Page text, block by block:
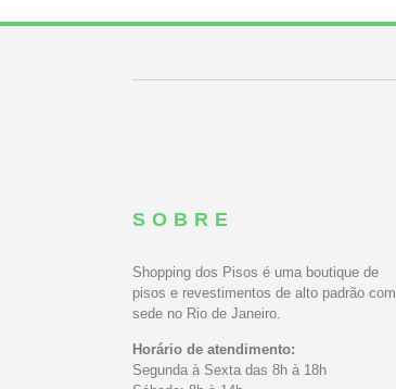
SOBRE
Shopping dos Pisos é uma boutique de
pisos e revestimentos de alto padrão com
sede no Rio de Janeiro.
Horário de atendimento:
Segunda à Sexta das 8h à 18h